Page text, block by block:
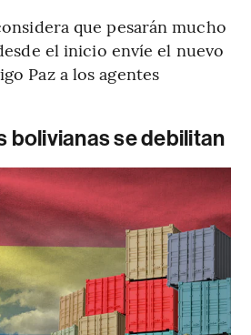
que pesarán mucho
el inicio envíe el nuevo
Paz a los agentes
bolivianas se debilitan